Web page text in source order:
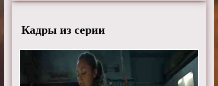
Томас Макдонелл, Элай Гори, Мари Авгеропулос,
Вашингтон, Генри Йен Кьюсик, Линдси Морган, Рики
Уиттл, Ричард Хармон, Зак Макгоуэн и Тася Телес.
Смотрите онлайн 2 сезон 4 серию «Сотня» бесплатно
в хорошем HD качестве, на телефоне, планшете, пк
или телевизоре на сайте the-100tv.ru.
Кадры из серии